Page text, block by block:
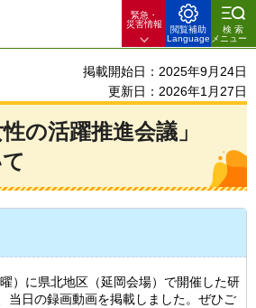
緊急・
災害情報
閲覧補助
Language
検索
メニュー
掲載開始日：2025年9月24日
更新日：2026年1月27日
の活躍推進会議」
）に県北地区（延岡会場）で開催した研
当日の録画動画を掲載しました。ぜひご